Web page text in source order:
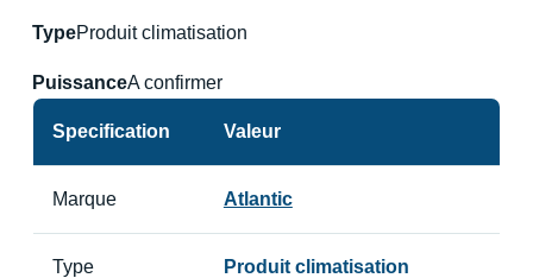
TypeProduit climatisation
PuissanceA confirmer
Specification Valeur
Marque Atlantic
Type Produit climatisation